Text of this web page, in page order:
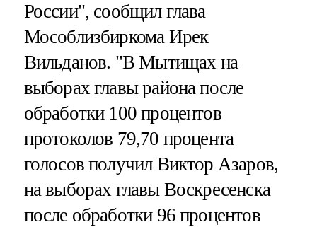
России", сообщил глава
Мособлизбиркома Ирек
Вильданов. "В Мытищах на
выборах главы района после
обработки 100 процентов
протоколов 79,70 процента
голосов получил Виктор Азаров,
на выборах главы Воскресенска
после обработки 96 процентов